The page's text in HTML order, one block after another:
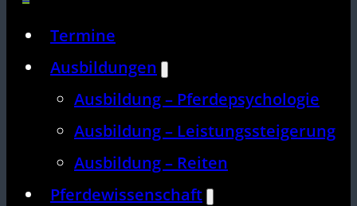
Termine
Ausbildungen
Ausbildung – Pferdepsychologie
Ausbildung – Leistungssteigerung
Ausbildung – Reiten
Pferdewissenschaft